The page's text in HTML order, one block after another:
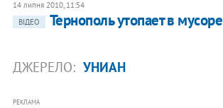
14 липня 2010, 11:54
ВІДЕО
Тернополь утопает в мусоре
ДЖЕРЕЛО: УНИАН
РЕКЛАМА